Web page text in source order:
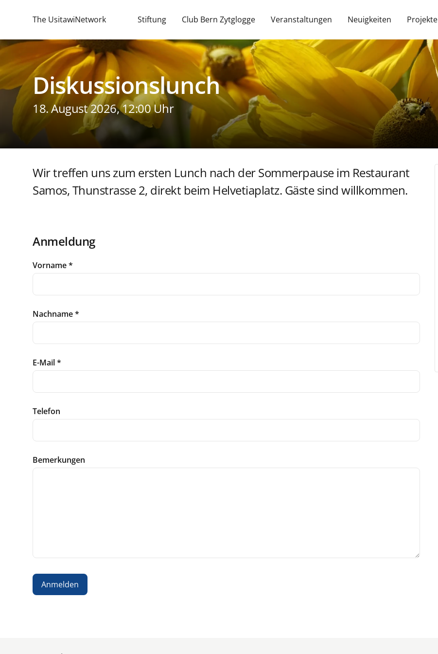
The UsitawiNetwork Stiftung Club Bern Zytglogge Veranstaltungen Neuigkeiten Projekte
Diskussionslunch
18. August 2026, 12:00 Uhr
Wir treffen uns zum ersten Lunch nach der Sommerpause im Restaurant
Samos, Thunstrasse 2, direkt beim Helvetiaplatz. Gäste sind willkommen.
Anmeldung
Vorname*
Nachname*
E-Mail*
Telefon
Bemerkungen